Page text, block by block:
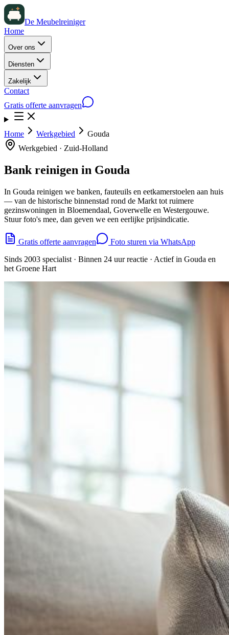
De Meubelreiniger
Home
Over ons
Diensten
Zakelijk
Contact
Gratis offerte aanvragen
Home Werkgebied
Gouda
Werkgebied · Zuid-Holland
Bank reinigen in Gouda
In Gouda reinigen we banken, fauteuils en eetkamerstoelen aan huis
— van de historische binnenstad rond de Markt tot ruimere
gezinswoningen in Bloemendaal, Goverwelle en Westergouwe.
Stuur foto's mee, dan geven we een eerlijke prijsindicatie.
Gratis offerte aanvragen
Foto sturen via WhatsApp
Sinds 2003 specialist · Binnen 24 uur reactie · Actief in Gouda en
het Groene Hart